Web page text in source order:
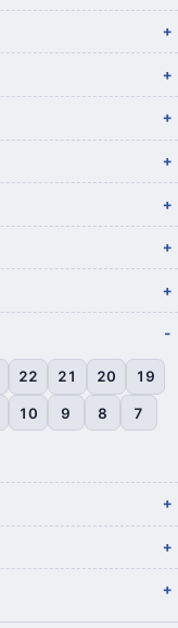
22 21 20 19
10 9 8 7